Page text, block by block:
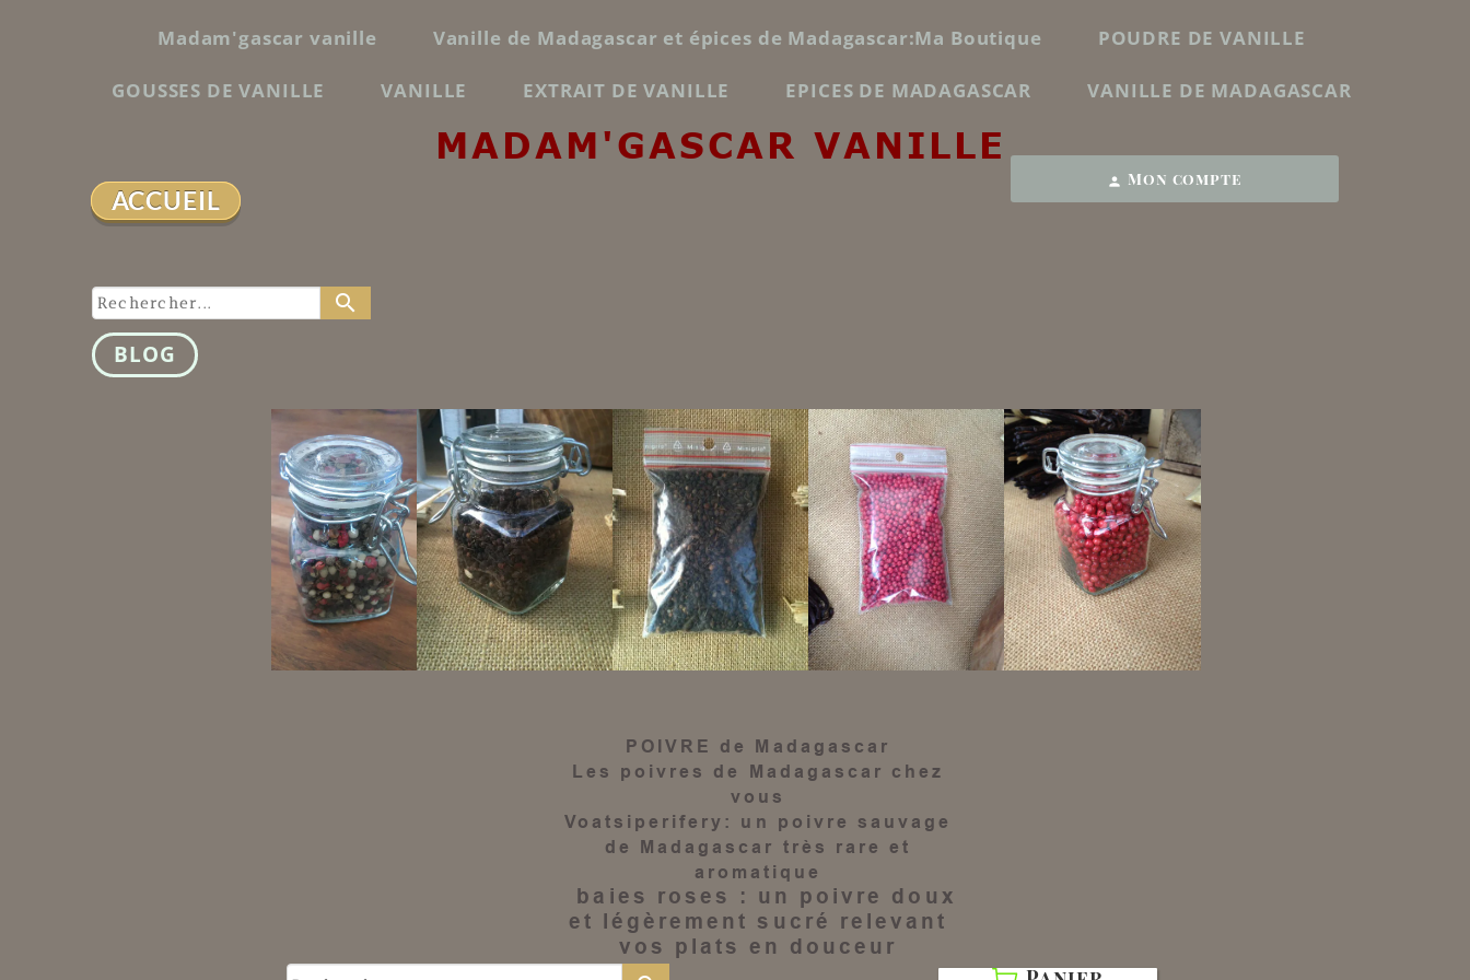
ACCUEIL
MADAM'GASCAR VANILLE
Madam'gascar vanille Vanille de Madagascar et épices de Madagascar:Ma Boutique POUDRE DE VANILLE
GOUSSES DE VANILLE VANILLE EXTRAIT DE VANILLE EPICES DE MADAGASCAR VANILLE DE MADAGASCAR
BLOG
search
person Mon compte
POIVRE de Madagascar
Les poivres de Madagascar chez
vous
Voatsiperifery : un
poivre sauvage
de Madagascar très rare et
aromatique
baies roses : un poivre doux
et légèrement sucré relevant
vos plats en douceur